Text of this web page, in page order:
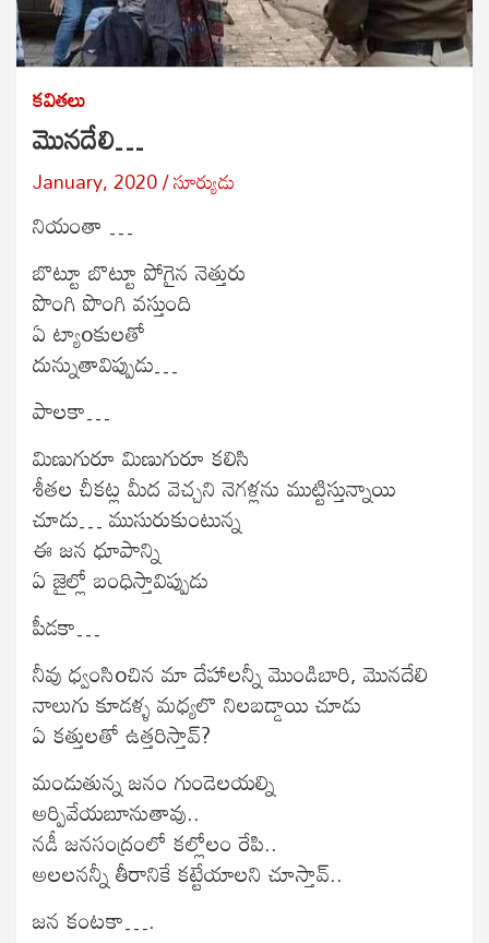
కవితలు
మొనదేలి…
January, 2020 సూర్యుడు
నియంతా …
బొట్టూ బొట్టూ పోగైన నెత్తురు
పొంగి పొంగి వస్తుంది
ఏ ట్యాoకులతో
దున్నుతావిప్పుడు…
పాలకా…
మిణుగురూ మిణుగురూ కలిసి
శీతల చీకట్ల మీద వెచ్చని నెగళ్లను ముట్టిస్తున్నాయి
చూడు… ముసురుకుంటున్న
ఈ జన ధూపాన్ని
ఏ జైల్లో బంధిస్తావిప్పుడు
పీడకా…
నీవు ధ్వంసిoచిన మా దేహాలన్నీ మొండిబారి, మొనదేలి
నాలుగు కూడళ్ళ మధ్యలొ నిలబడ్డాయి చూడు
ఏ కత్తులతో ఉత్తరిస్తావ్?
మండుతున్న జనం గుండెలయల్ని
అర్పివేయబూనుతావు..
నడీ జనసంద్రంలో కల్లోలం రేపి..
అలలనన్నీ తీరానికే కట్టేయాలని చూస్తావ్..
జన కంటకా….